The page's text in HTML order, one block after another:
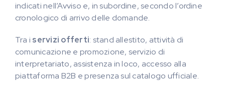
indicati nell’Avviso e, in subordine, secondo l’ordine
cronologico di arrivo delle domande.
Tra i servizi offerti: stand allestito, attività di
comunicazione e promozione, servizio di
interpretariato, assistenza in loco, accesso alla
piattaforma B2B e presenza sul catalogo ufficiale.